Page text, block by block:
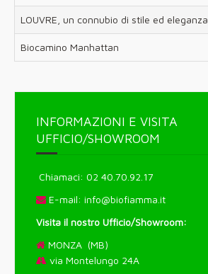
LOUVRE, un connubio di stile ed eleganza
Biocamino Manhattan
INFORMAZIONI E VISITA
UFFICIO/SHOWROOM
Chiamaci: 02 40.70.92.17
E-mail: info@biofiamma.it
Visita il nostro Ufficio/Showroom:
MONZA (MB)
via Montelungo 24A